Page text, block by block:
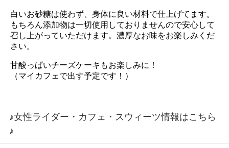
白いお砂糖は使わず、身体に良い材料で仕上げてます。
もちろん添加物は一切使用しておりませんので安心して
召し上がっていただけます。濃厚なお味をお楽しみくだ
さい。
甘酸っぱいチーズケーキもお楽しみに！
（マイカフェで出す予定です！）
♪女性ライダー・カフェ・スウィーツ情報はこちら
♪